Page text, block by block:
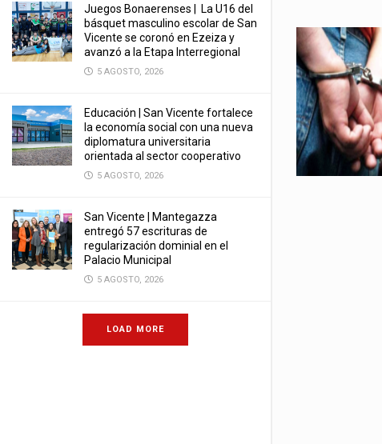
Juegos Bonaerenses | La U16 del
básquet masculino escolar de San
Vicente se coronó en Ezeiza y
avanzó a la Etapa Interregional
5 AGOSTO, 2026
Educación | San Vicente fortalece
la economía social con una nueva
diplomatura universitaria
orientada al sector cooperativo
5 AGOSTO, 2026
San Vicente | Mantegazza
entregó 57 escrituras de
regularización dominial en el
Palacio Municipal
5 AGOSTO, 2026
LOAD MORE